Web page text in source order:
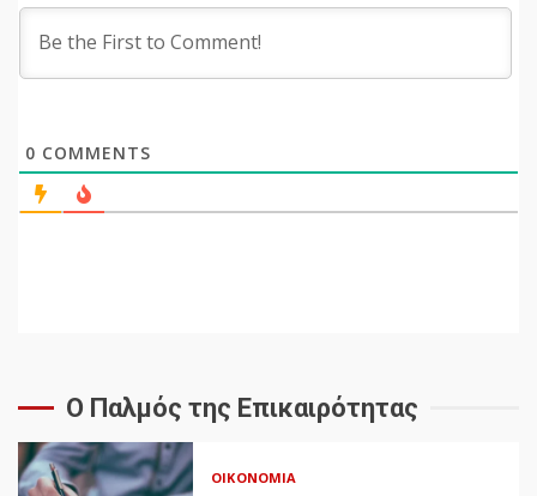
0 COMMENTS
Ο Παλμός της Επικαιρότητας
ΟΙΚΟΝΟΜΊΑ